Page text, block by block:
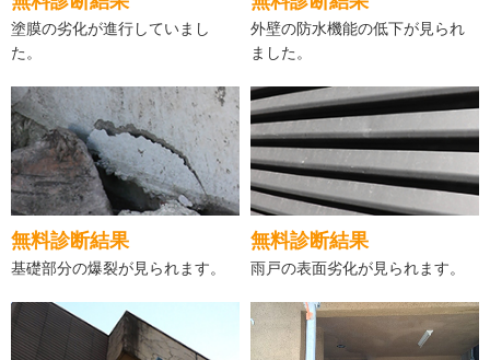
塗膜の劣化が進行していまし
た。
外壁の防水機能の低下が見られ
ました。
無料診断結果
基礎部分の爆裂が見られます。
無料診断結果
雨戸の表面劣化が見られます。